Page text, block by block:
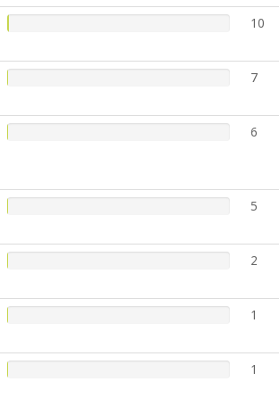
10
7
6
5
2
1
1